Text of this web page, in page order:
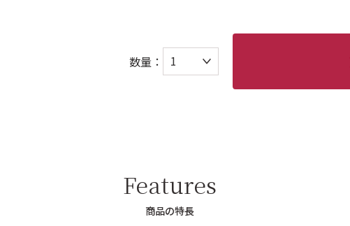
数量：
Features
商品の特長